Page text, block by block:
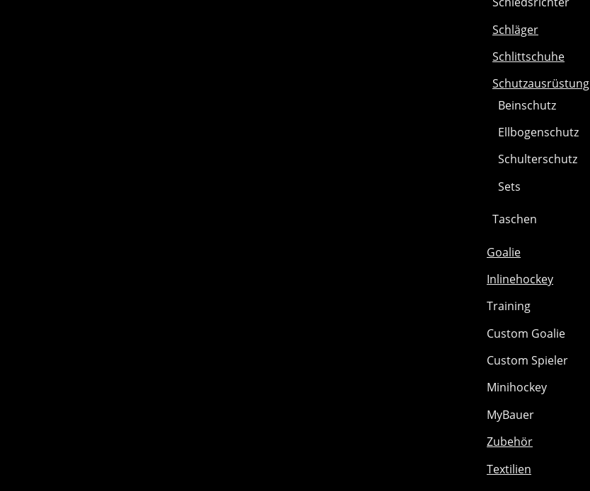
Schläger
Schlittschuhe
Schutzausrüstung
Beinschutz
Ellbogenschutz
Schulterschutz
Sets
Taschen
Goalie
Inlinehockey
Training
Custom Goalie
Custom Spieler
Minihockey
MyBauer
Zubehör
Textilien